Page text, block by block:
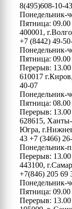
8(495)608-10-43
Понедельник-
Пятница: 09.00
400001,
+7 (8442) 49-
Понедельник-
Пятница: 09.00
Перерыв: 13.00
610017
40-07
Понедельник-
Пятница: 08.00
Перерыв: 13.00
628615,
Югра,
43 +7 (3466)
Понедельник-
Перерыв: 13.00
443100,
+7(846) 205 69
Понедельник-
Пятница: 09.00
Перерыв: 13.00